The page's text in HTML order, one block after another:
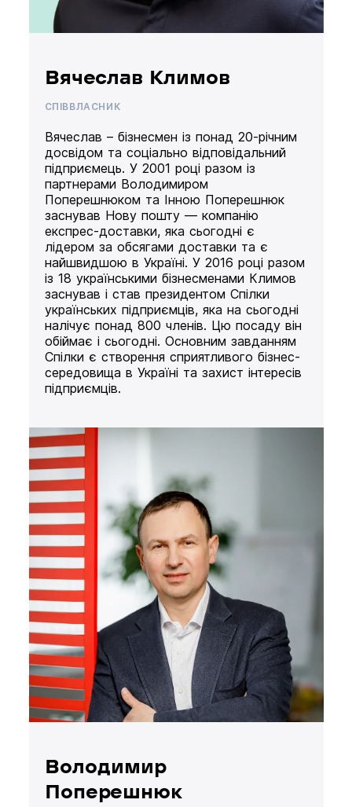
Вячеслав Климов
СПІВВЛАСНИК
Вячеслав – бізнесмен із понад 20-річним
досвідом та соціально відповідальний
підприємець. У 2001 році разом із
партнерами Володимиром
Поперешнюком та Інною Поперешнюк
заснував Нову пошту — компанію
експрес-доставки, яка сьогодні є
лідером за обсягами доставки та є
найшвидшою в Україні. У 2016 році разом
із 18 українськими бізнесменами Климов
заснував і став президентом Спілки
українських підприємців, яка на сьогодні
налічує понад 800 членів. Цю посаду він
обіймає і сьогодні. Основним завданням
Спілки є створення сприятливого бізнес-
середовища в Україні та захист інтересів
підприємців.
Володимир
Поперешнюк